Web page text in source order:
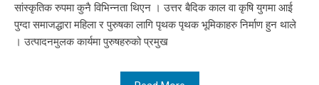
सांस्कृतिक रुपमा कुनै विभिन्नता थिएन । उत्तर बैदिक काल वा कृषि युगमा आई
पुग्दा समाजद्धारा महिला र पुरुषका लागि पृथक पृथक भूमिकाहरु निर्माण हुन थाले
। उत्पादनमुलक कार्यमा पुरुषहरुको प्रमुख